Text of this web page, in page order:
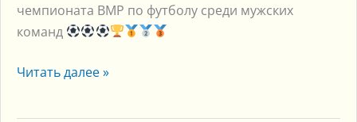
чемпионата ВМР по футболу среди мужских
команд
Читать далее »